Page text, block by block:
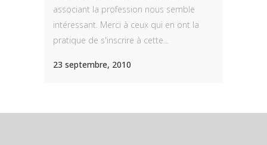
associant la profession nous semble
intéressant. Merci à ceux qui en ont la
pratique de s'inscrire à cette...
23 septembre, 2010